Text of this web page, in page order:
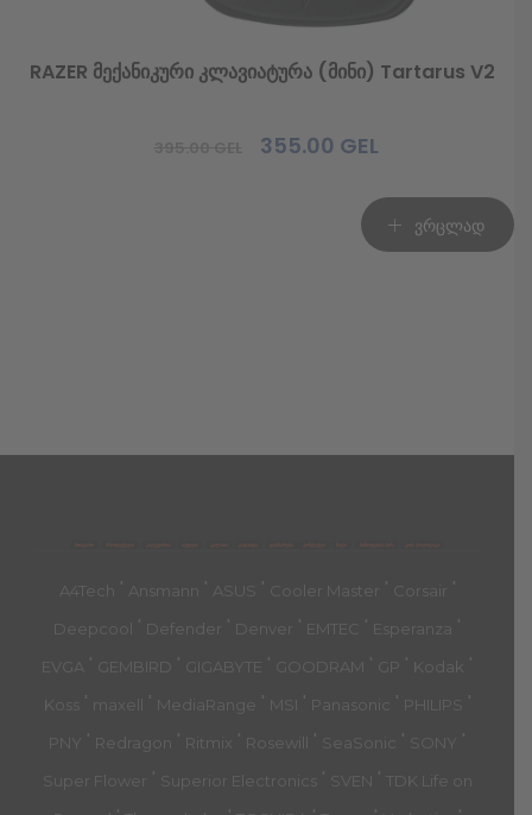
Facebook კომენტარები
ვრცლად
RAZER მექანიკური კლავიატურა (მინი) Tartarus V2
395.00 GEL.
355.00 GEL
355.00 GEL.
A4Tech ' Ansmann ' ASUS ' Cooler Master ' Corsair '
Deepcool ' Defender ' Denver ' EMTEC ' Esperanza '
EVGA ' GEMBIRD ' GIGABYTE ' GOODRAM ' GP ' Kodak '
Koss ' maxell ' MediaRange ' MSI ' Panasonic ' PHILIPS '
PNY ' Redragon ' Ritmix ' Rosewill ' SeaSonic ' SONY '
Super Flower ' Superior Electronics ' SVEN ' TDK Life on